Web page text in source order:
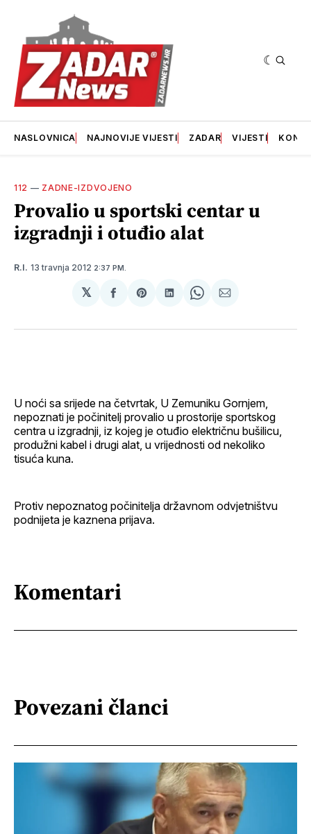
NASLOVNICA NAJNOVIJE VIJESTI ZADAR VIJESTI
112 — ZADNE-IZDVOJENO
Provalio u sportski centar u
izgradnji i otuđio alat
R.I. 13 travnja 2012 2:37 PM.
𝕏
podijeliSharepodijeliSharepodijeli
U noći sa srijede na četvrtak, U Zemuniku Gornjem,
nepoznati je počinitelj provalio u prostorije sportskog
centra u izgradnji, iz kojeg je otuđio električnu bušilicu,
produžni kabel i drugi alat, u vrijednosti od nekoliko
tisuća kuna.
Protiv nepoznatog počinitelja državnom odvjetništvu
podnijeta je kaznena prijava.
Komentari
Povezani članci